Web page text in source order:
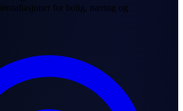
for bolig, næring og